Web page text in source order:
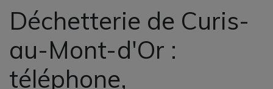
Déchetterie de Curis-
au-Mont-d'Or :
téléphone,